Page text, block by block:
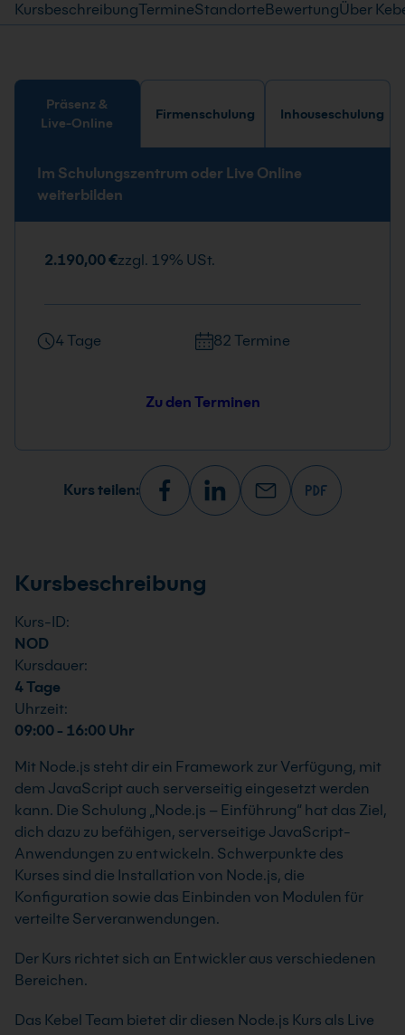
KursbeschreibungTermineStandorteBewertungÜber
Präsenz &
Live-Online
Firmenschulung Inhouseschulung
Im Schulungszentrum oder Live Online
weiterbilden
2.190,00 €zzgl. 19% USt.
4 Tage 82 Termine
Zu den Terminen
Kurs teilen:
Kursbeschreibung
Kurs-ID:
NOD
Kursdauer:
4 Tage
Uhrzeit:
09:00 - 16:00 Uhr
Mit Node.js steht dir ein Framework zur Verfügung, mit
dem JavaScript auch serverseitig eingesetzt werden
kann. Die Schulung „Node.js – Einführung“ hat das Ziel,
dich dazu zu befähigen, serverseitige JavaScript-
Anwendungen zu entwickeln. Schwerpunkte des
Kurses sind die Installation von Node.js, die
Konfiguration sowie das Einbinden von Modulen für
verteilte Serveranwendungen.
Der Kurs richtet sich an Entwickler aus verschiedenen
Bereichen.
Das Kebel Team bietet dir diesen Node.js Kurs als Live